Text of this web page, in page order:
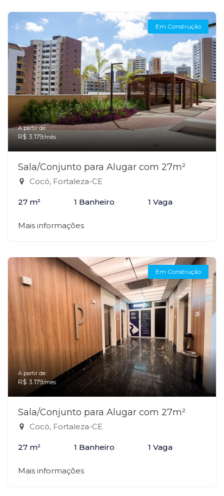
Em Construção
A partir de:
R$ 3.179/mês
Sala/Conjunto para Alugar com 27m²
Cocó, Fortaleza-CE
27 m² 1 Banheiro 1 Vaga
Mais informações
Em Construção
A partir de:
R$ 3.179/mês
Sala/Conjunto para Alugar com 27m²
Cocó, Fortaleza-CE
27 m² 1 Banheiro 1 Vaga
Mais informações